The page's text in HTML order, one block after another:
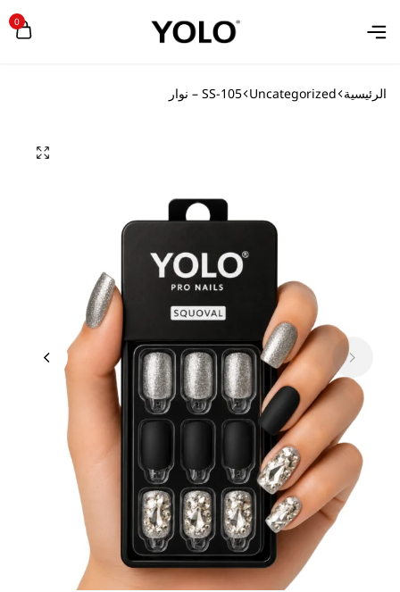
0
الرئيسية Uncategorized SS-105 – نوار